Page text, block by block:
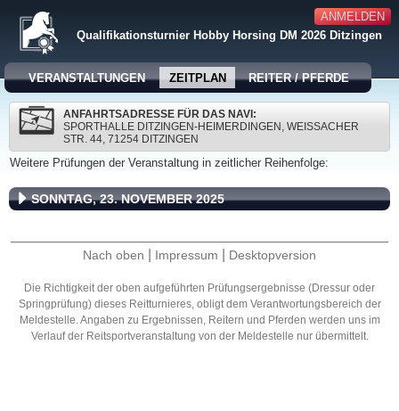
ANMELDEN
Qualifikationsturnier Hobby Horsing DM 2026 Ditzingen
VERANSTALTUNGEN ZEITPLAN REITER / PFERDE
ANFAHRTSADRESSE FÜR DAS NAVI:
SPORTHALLE DITZINGEN-HEIMERDINGEN, WEISSACHER
STR. 44, 71254 DITZINGEN
Weitere Prüfungen der Veranstaltung in zeitlicher Reihenfolge:
SONNTAG, 23. NOVEMBER 2025
Nach oben Impressum Desktopversion
Die Richtigkeit der oben aufgeführten Prüfungsergebnisse (Dressur oder
Springprüfung) dieses Reitturnieres, obligt dem Verantwortungsbereich der
Meldestelle. Angaben zu Ergebnissen, Reitern und Pferden werden uns im
Verlauf der Reitsportveranstaltung von der Meldestelle nur übermittelt.